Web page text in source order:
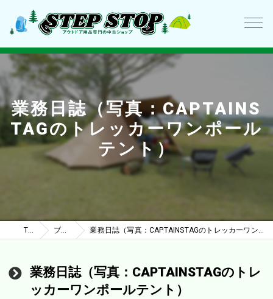
業務日誌（写真：CAPTAINS
TAGのトレッカーワンポール
テント）
TOP ブログ 業務日誌（写真：CAPTAINSTAGのトレッカーワンポールテント）
業務日誌（写真：CAPTAINSTAGのトレ
ッカーワンポールテント）